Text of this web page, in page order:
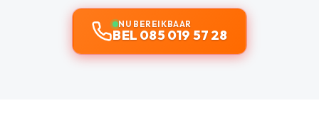
NU BEREIKBAAR
BEL 085 019 57 28